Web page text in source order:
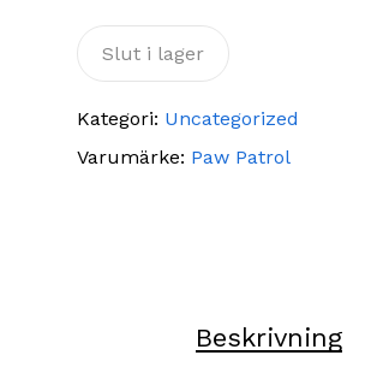
Slut i lager
Kategori: Uncategorized
Varumärke: Paw Patrol
Beskrivning